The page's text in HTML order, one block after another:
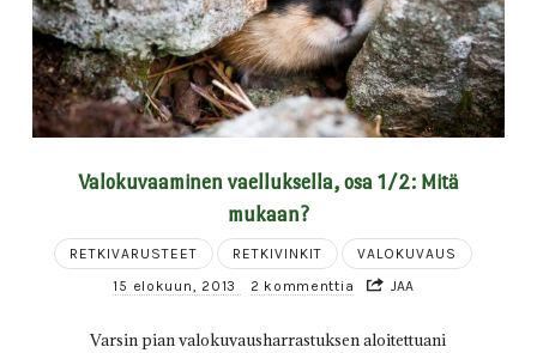
Valokuvaaminen vaelluksella, osa 1/2: Mitä
mukaan?
RETKIVARUSTEET RETKIVINKIT
VALOKUVAUS
15 elokuun, 2013
2 kommenttia JAA
Varsin pian valokuvausharrastuksen aloitettuani